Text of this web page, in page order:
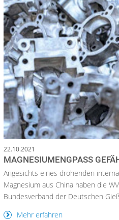
22.10.2021
MAGNESIUMENGPASS
Angesichts eines drohenden
Magnesium aus China haben die
Bundesverband der Deutschen
Mehr erfahren